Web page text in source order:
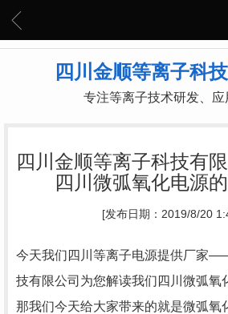
四川金顺等离子科
专注等离子技术研发、应
四川金顺等离子科技有
四川微弧氧化电源
[发布日期：2019/8/20
今天我们四川等离子电源提供厂家
技有限公司为您解读我们四川微弧氧
那我们今天给大家带来的就是微弧氧